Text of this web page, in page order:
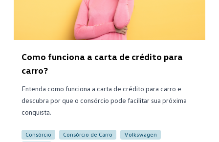
Como funciona a carta de crédito para
carro?
Entenda como funciona a carta de crédito para carro e
descubra por que o consórcio pode facilitar sua próxima
conquista.
Consórcio Consórcio de Carro
Volkswagen